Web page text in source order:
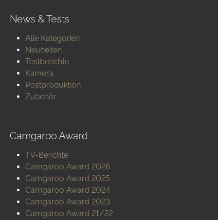
News & Tests
Alle Kategorien
Neuheiten
Testberichte
Kamera
Postproduktion
Zubehör
Camgaroo Award
TV-Berichte
Camgaroo Award 2026
Camgaroo Award 2025
Camgaroo Award 2024
Camgaroo Award 2023
Camgaroo Award 21/22